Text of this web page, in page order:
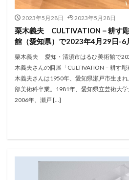
2023年5月28日 2023年5月28日
栗木義夫 CULTIVATION－耕す
館（愛知県）で2023年4月29日-6
栗木義夫 愛知・清須市はるひ美術館で
木義夫さんの個展「CULTIVATION－耕す
木義夫さんは1950年、愛知県瀬戸市生ま
部美術科卒業。1981年、愛知県立芸術大
2006年、瀬戸 […]